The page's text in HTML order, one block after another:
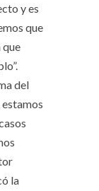
y es
que
que
del
la